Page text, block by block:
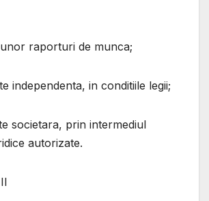
raporturi de munca;
independenta, in conditiile legii;
societara, prin intermediul
autorizate.